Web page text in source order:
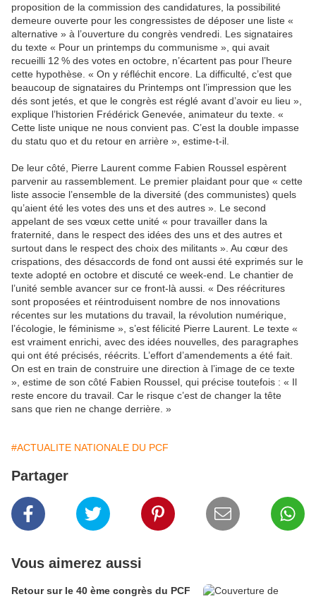
proposition de la commission des candidatures, la possibilité
demeure ouverte pour les congressistes de déposer une liste «
alternative » à l’ouverture du congrès vendredi. Les signataires
du texte « Pour un printemps du communisme », qui avait
recueilli 12 % des votes en octobre, n’écartent pas pour l’heure
cette hypothèse. « On y réfléchit encore. La difficulté, c’est que
beaucoup de signataires du Printemps ont l’impression que les
dés sont jetés, et que le congrès est réglé avant d’avoir eu lieu »,
explique l’historien Frédérick Genevée, animateur du texte. «
Cette liste unique ne nous convient pas. C’est la double impasse
du statu quo et du retour en arrière », estime-t-il.
De leur côté, Pierre Laurent comme Fabien Roussel espèrent
parvenir au rassemblement. Le premier plaidant pour que « cette
liste associe l’ensemble de la diversité (des communistes) quels
qu’aient été les votes des uns et des autres ». Le second
appelant de ses vœux cette unité « pour travailler dans la
fraternité, dans le respect des idées des uns et des autres et
surtout dans le respect des choix des militants ». Au cœur des
crispations, des désaccords de fond ont aussi été exprimés sur le
texte adopté en octobre et discuté ce week-end. Le chantier de
l’unité semble avancer sur ce front-là aussi. « Des réécritures
sont proposées et réintroduisent nombre de nos innovations
récentes sur les mutations du travail, la révolution numérique,
l’écologie, le féminisme », s’est félicité Pierre Laurent. Le texte «
est vraiment enrichi, avec des idées nouvelles, des paragraphes
qui ont été précisés, réécrits. L’effort d’amendements a été fait.
On est en train de construire une direction à l’image de ce texte
», estime de son côté Fabien Roussel, qui précise toutefois : « Il
reste encore du travail. Car le risque c’est de changer la tête
sans que rien ne change derrière. »
#ACTUALITE NATIONALE DU PCF
Partager
Vous aimerez aussi
Retour sur le 40 ème congrès du PCF